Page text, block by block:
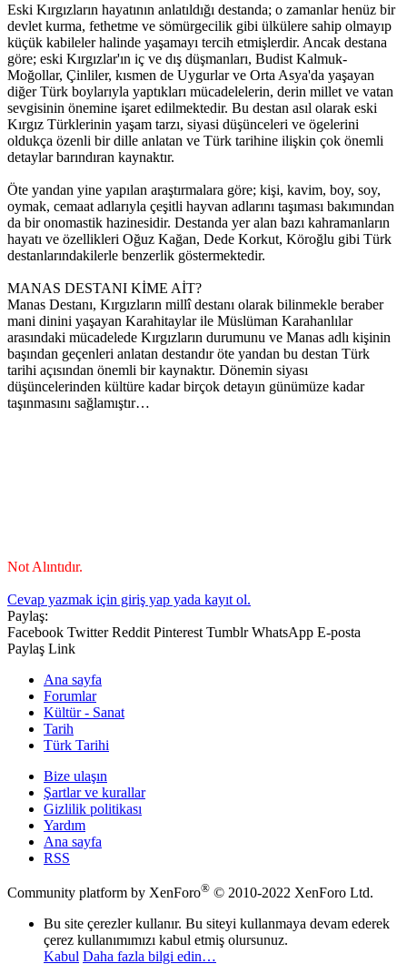
Eski Kırgızların hayatının anlatıldığı destanda; o zamanlar henüz bir
devlet kurma, fethetme ve sömürgecilik gibi ülkülere sahip olmayıp
küçük kabileler halinde yaşamayı tercih etmişlerdir. Ancak destana
göre; eski Kırgızlar'ın iç ve dış düşmanları, Budist Kalmuk-
Moğollar, Çinliler, kısmen de Uygurlar ve Orta Asya'da yaşayan
diğer Türk boylarıyla yaptıkları mücadelelerin, derin millet ve vatan
sevgisinin önemine işaret edilmektedir. Bu destan asıl olarak eski
Kırgız Türklerinin yaşam tarzı, siyasi düşünceleri ve ögelerini
oldukça özenli bir dille anlatan ve Türk tarihine ilişkin çok önemli
detaylar barındıran kaynaktır.
Öte yandan yine yapılan araştırmalara göre; kişi, kavim, boy, soy,
oymak, cemaat adlarıyla çeşitli hayvan adlarını taşıması bakımından
da bir onomastik hazinesidir. Destanda yer alan bazı kahramanların
hayatı ve özellikleri Oğuz Kağan, Dede Korkut, Köroğlu gibi Türk
destanlarındakilerle benzerlik göstermektedir.
MANAS DESTANI KİME AİT?
Manas Destanı, Kırgızların millî destanı olarak bilinmekle beraber
mani dinini yaşayan Karahitaylar ile Müslüman Karahanlılar
arasındaki mücadelede Kırgızların durumunu ve Manas adlı kişinin
başından geçenleri anlatan destandır öte yandan bu destan Türk
tarihi açısından önemli bir kaynaktır. Dönemin siyası
düşüncelerinden kültüre kadar birçok detayın günümüze kadar
taşınmasını sağlamıştır…
Not Alıntıdır.
Cevap yazmak için giriş yap yada kayıt ol.
Paylaş:
Facebook Twitter Reddit Pinterest Tumblr WhatsApp E-posta
Paylaş Link
Ana sayfa
Forumlar
Kültür - Sanat
Tarih
Türk Tarihi
Bize ulaşın
Şartlar ve kurallar
Gizlilik politikası
Yardım
Ana sayfa
RSS
Community platform by XenForo® © 2010-2022 XenForo Ltd.
Bu site çerezler kullanır. Bu siteyi kullanmaya devam ederek
çerez kullanımımızı kabul etmiş olursunuz.
Kabul Daha fazla bilgi edin…